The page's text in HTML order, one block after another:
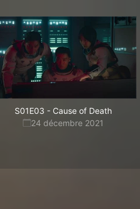
S01E03 - Cause of Death
24 décembre 2021